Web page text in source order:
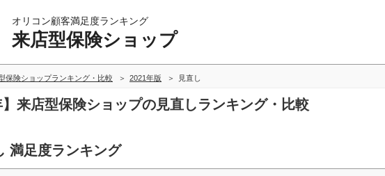
オリコン顧客満足度ランキング
来店型保険ショップ
保険ショップランキング・比較 2021年版 見直し
】来店型保険ショップの見直しランキング・比較
満足度ランキング